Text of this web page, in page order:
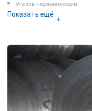
Уголок нержавеющий
Показать ещё